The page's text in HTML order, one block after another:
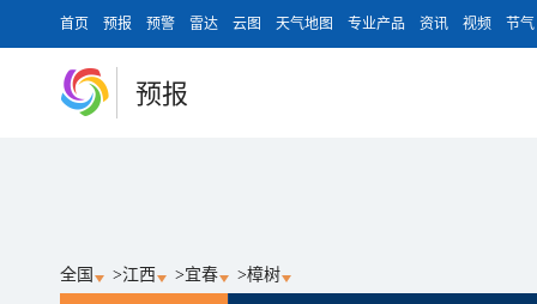
首页 预报 预警 雷达 云图 天气地图 专业产品 资讯 视频 节气
预报
全国 >江西 >宜春 >樟树